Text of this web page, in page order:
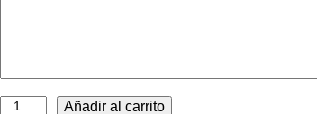
Sal
Añadir al carrito